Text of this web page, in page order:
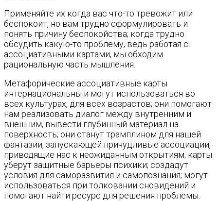
Применяйте их когда вас что-то тревожит или
беспокоит, но вам трудно сформулировать и
понять причину беспокойства; когда трудно
обсудить какую-то проблему, ведь работая с
ассоциативными картами, мы обходим
рациональную часть мышления.
Метафорические ассоциативные карты
интернациональны и могут использоваться во
всех культурах, для всех возрастов; они помогают
нам реализовать диалог между внутренним и
внешним, вывести глубинный материал на
поверхность; они станут трамплином для нашей
фантазии, запускающей причудливые ассоциации,
приводящие нас к неожиданным открытиям; карты
уберут защитные барьеры психики; создадут
условия для саморазвития и самопознания; могут
использоваться при толковании сновидений и
помогают найти ресурс для решения проблемы.